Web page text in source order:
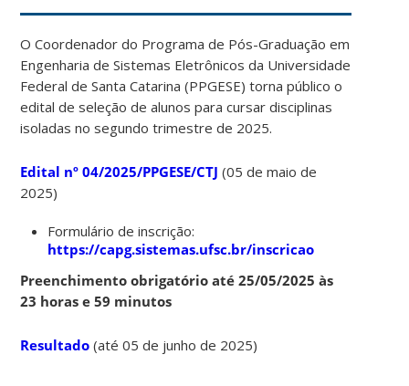
O Coordenador do Programa de Pós-Graduação em
Engenharia de Sistemas Eletrônicos da Universidade
Federal de Santa Catarina (PPGESE) torna público o
edital de seleção de alunos para cursar disciplinas
isoladas no segundo trimestre de 2025.
Edital nº 04/2025/PPGESE/CTJ (05 de maio de
2025)
Formulário de inscrição:
https://capg.sistemas.ufsc.br/inscricao
Preenchimento obrigatório até 25/05/2025 às
23 horas e 59 minutos
Resultado (até 05 de junho de 2025)